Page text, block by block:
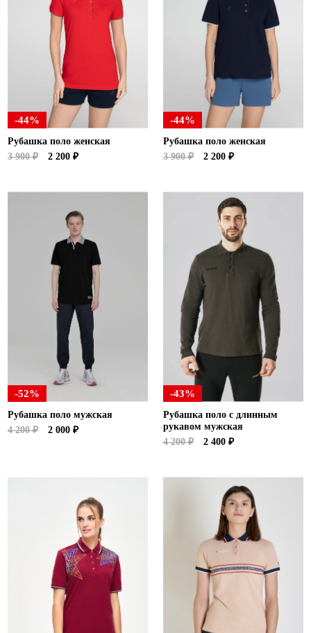
-44%
Рубашка поло женская
3 900 ₽
2 200 ₽
-44%
Рубашка поло женская
3 900 ₽
2 200 ₽
-52%
Рубашка поло мужская
4 200 ₽
2 000 ₽
-43%
Рубашка поло с длинным
рукавом мужская
4 200 ₽
2 400 ₽